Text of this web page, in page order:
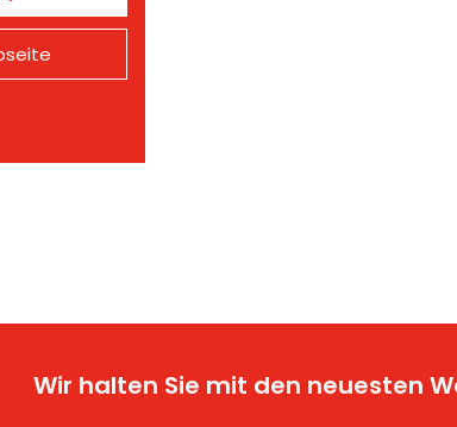
Wir halten Sie mit den neuesten